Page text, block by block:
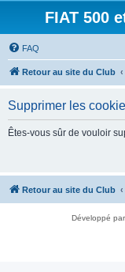
FIAT 500
FAQ
Retour au site du Club
Supprimer les
Êtes-vous sûr de vouloir
Retour au site du Club
Développé par